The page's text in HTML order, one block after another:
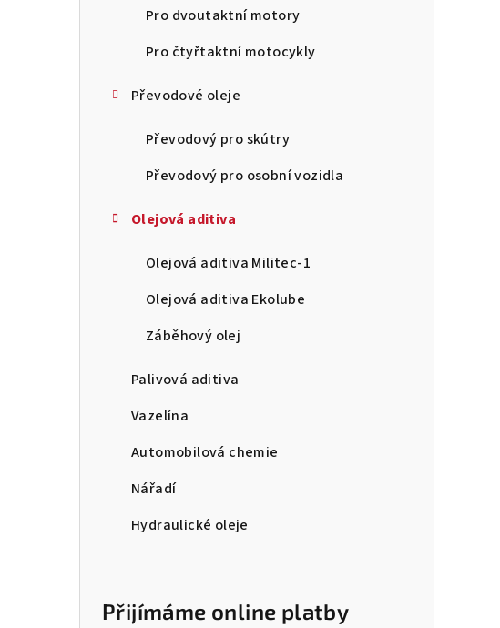
Pro dvoutaktní motory
Pro čtyřtaktní motocykly
Převodové oleje
Převodový pro skútry
Převodový pro osobní vozidla
Olejová aditiva
Olejová aditiva Militec-1
Olejová aditiva Ekolube
Záběhový olej
Palivová aditiva
Vazelína
Automobilová chemie
Nářadí
Hydraulické oleje
Přijímáme online platby